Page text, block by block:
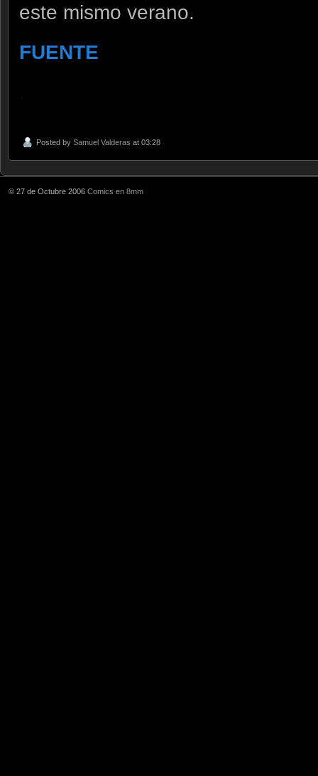
este mismo verano.
FUENTE
Posted by Samuel Valderas at 03:28
© 27 de Octubre 2006 Comics en 8mm